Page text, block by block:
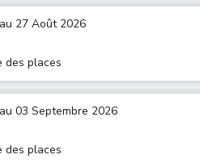
27 Août 2026
des places
03 Septembre 2026
des places